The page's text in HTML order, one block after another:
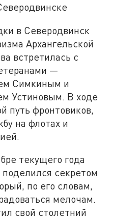
в Северодвинск
Архангельской
встретилась с
—
Симкиным и
Устиновым. В ходе
путь фронтовиков,
на флотах и
текущего года
секретом
по его словам,
мелочам.
свой столетний